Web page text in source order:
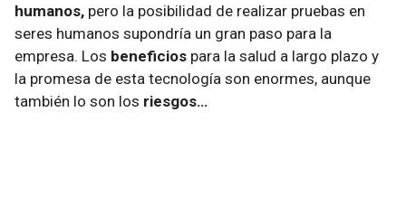
humanos, pero la posibilidad de realizar pruebas en
seres humanos supondría un gran paso para la
empresa. Los beneficios para la salud a largo plazo y
la promesa de esta tecnología son enormes, aunque
también lo son los riesgos…